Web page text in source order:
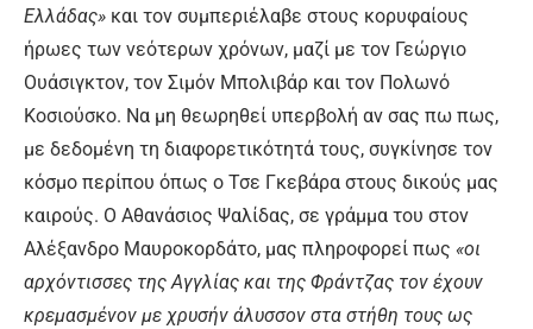
Ελλάδας» και τον συμπεριέλαβε στους κορυφαίους
ήρωες των νεότερων χρόνων, μαζί με τον Γεώργιο
Ουάσιγκτον, τον Σιμόν Μπολιβάρ και τον Πολωνό
Κοσιούσκο. Να μη θεωρηθεί υπερβολή αν σας πω πως,
με δεδομένη τη διαφορετικότητά τους, συγκίνησε τον
κόσμο περίπου όπως ο Τσε Γκεβάρα στους δικούς μας
καιρούς. Ο Αθανάσιος Ψαλίδας, σε γράμμα του στον
Αλέξανδρο Μαυροκορδάτο, μας πληροφορεί πως «οι
αρχόντισσες της Αγγλίας και της Φράντζας τον έχουν
κρεμασμένον με χρυσήν άλυσσον στα στήθη τους ως